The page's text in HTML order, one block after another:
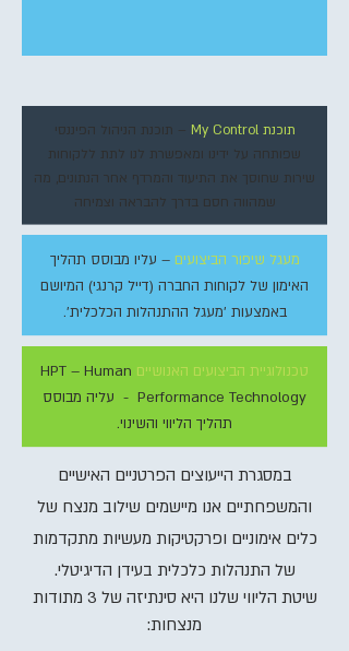
במסגרת הייעוצים הפרטניים האישיים
והמשפחתיים אנו מיישמים שילוב מנצח של
כלים אימוניים ופרקטיקות מעשיות מתקדמות
של התנהלות כלכלית בעידן הדיגיטלי.
שיטת הליווי שלנו היא סינתיזה של 3 מתודות
מנצחות:
טכנולוגיית הביצועים האנושיים HPT – Human
Performance Technology - עליה מבוסס
תהליך הליווי והשינוי.
מעגל שיפור הביצועים – עליו מבוסס תהליך
האימון של לקוחות החברה (דייל קרנגי) המיושם
באמצעות 'מעגל ההתנהלות הכלכלית'.
תוכנת My Control
– תוכנת הניהול הפיננסי
שפותחה על ידינו ומאפשרת לנו לתת ללקוחות
שירות שחוסך את התיעוד והמרדף אחר הנתונים, מה
שמהווה חסם בדרך להבראה וצמיחה